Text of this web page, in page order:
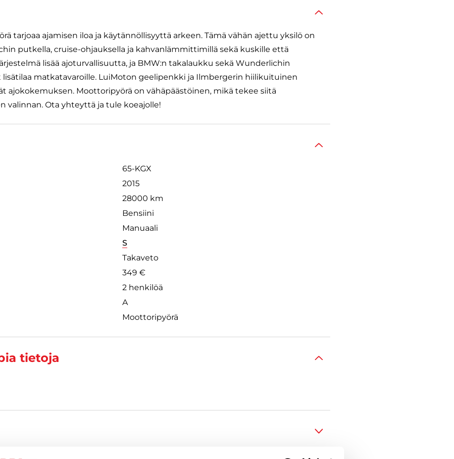
tarjoaa ajamisen iloa ja käytännöllisyyttä arkeen. Tämä vähän ajettu yksilö on
putkella, cruise-ohjauksella ja kahvanlämmittimillä sekä kuskille että
lisää ajoturvallisuutta, ja BMW:n takalaukku sekä Wunderlichin
matkatavaroille. LuiMoton geelipenkki ja Ilmbergerin hiilikuituinen
ajokokemuksen. Moottoripyörä on vähäpäästöinen, mikä tekee siitä
valinnan. Ota yhteyttä ja tule koeajolle!
65-KGX
2015
28000 km
Bensiini
Manuaali
S
Takaveto
349 €
2 henkilöä
A
Moottoripyörä
tietoja